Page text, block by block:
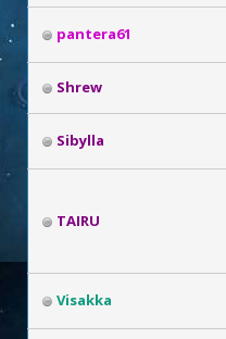
pantera61
Shrew
Sibylla
TAIRU
Visakka